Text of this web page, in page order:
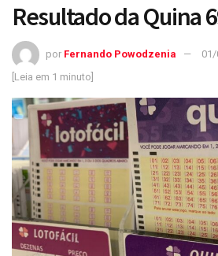
Resultado da Quina
por Fernando Powodzenia
[Leia em 1 minuto]